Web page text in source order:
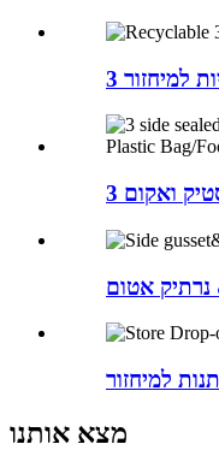
למיחזור
נרתיק אטום
למיחזור
מצא אותנו